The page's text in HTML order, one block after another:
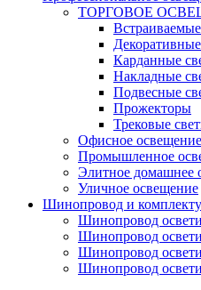
ТОРГОВОЕ
Карданные
Накладные
Подвесные
Прожекторы
Трековые
Офисное освещение
Промышленное
Элитное домашнее
Уличное освещение
Шинопровод и
Шинопровод
Шинопровод
Шинопровод
Шинопровод